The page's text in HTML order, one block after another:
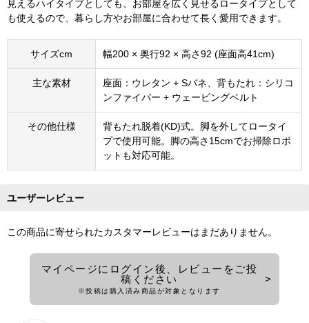
見えるハイタイプとしても、お部屋を広く見せるロータイプとして
も使えるので、暮らし方やお部屋に合わせて長く愛用できます。
サイズcm 幅200 × 奥行92 × 高さ92 (座面高41cm)
主な素材
座面：ウレタン + Sバネ、背もたれ：シリコ
ンファイバー + ウェービングベルト
その他仕様
背もたれ脱着(KD)式。脚を外してロータイ
プで使用可能。脚の高さ15cmでお掃除ロボ
ットも対応可能。
ユーザーレビュー
この商品に寄せられたカスタマーレビューはまだありません。
マイページにログイン後、レビューをご投
稿ください
※投稿は購入済み商品が対象となります